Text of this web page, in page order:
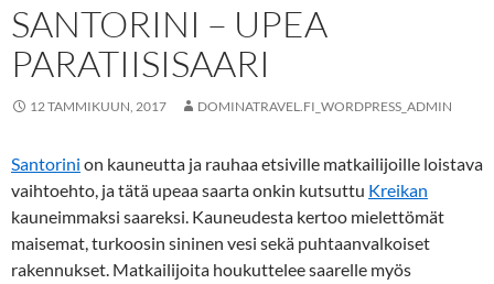
SANTORINI – UPEA
PARATIISISAARI
12 TAMMIKUUN, 2017 DOMINATRAVEL.FI_WORDPRESS_ADMIN
Santorini on kauneutta ja rauhaa etsiville matkailijoille loistava
vaihtoehto, ja tätä upeaa saarta onkin kutsuttu Kreikan
kauneimmaksi saareksi. Kauneudesta kertoo mielettömät
maisemat, turkoosin sininen vesi sekä puhtaanvalkoiset
rakennukset. Matkailijoita houkuttelee saarelle myös